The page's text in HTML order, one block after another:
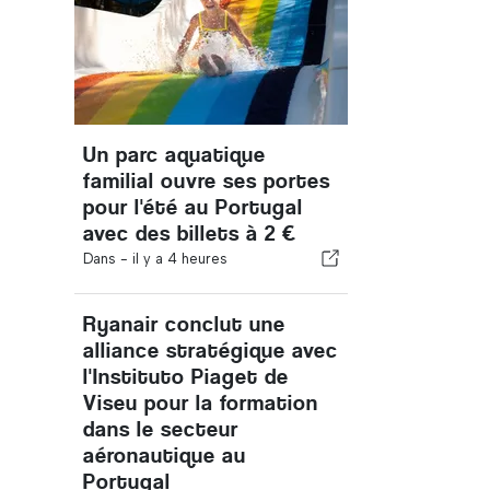
Un parc aquatique
familial ouvre ses portes
pour l'été au Portugal
avec des billets à 2 €
Dans - il y a 4 heures
Ryanair conclut une
alliance stratégique avec
l'Instituto Piaget de
Viseu pour la formation
dans le secteur
aéronautique au
Portugal